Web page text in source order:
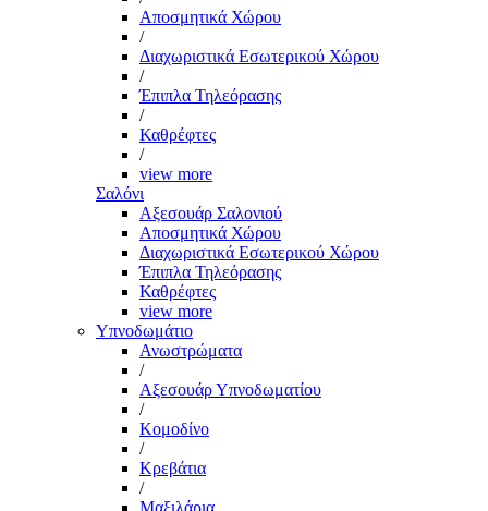
Αποσμητικά Χώρου
/
Διαχωριστικά Εσωτερικού Χώρου
/
Έπιπλα Τηλεόρασης
/
Καθρέφτες
/
view more
Σαλόνι
Αξεσουάρ Σαλονιού
Αποσμητικά Χώρου
Διαχωριστικά Εσωτερικού Χώρου
Έπιπλα Τηλεόρασης
Καθρέφτες
view more
Υπνοδωμάτιο
Ανωστρώματα
/
Αξεσουάρ Υπνοδωματίου
/
Κομοδίνο
/
Κρεβάτια
/
Μαξιλάρια